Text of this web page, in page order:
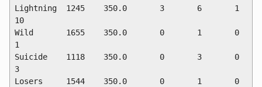
Lightning  1245    350.0       3       6       1
10
Wild       1655    350.0       0       1       0
1
Suicide    1118    350.0       0       3       0
3
Losers     1544    350.0       0       1       0